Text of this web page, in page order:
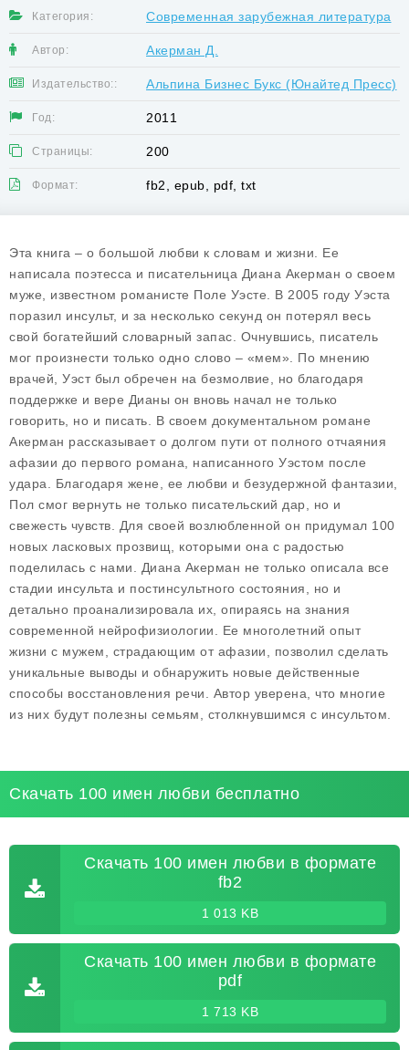
Категория: Современная зарубежная литература
Автор: Акерман Д.
Издательство:: Альпина Бизнес Букс (Юнайтед Пресс)
Год: 2011
Страницы: 200
Формат: fb2, epub, pdf, txt
Эта книга – о большой любви к словам и жизни. Ее
написала поэтесса и писательница Диана Акерман о своем
муже, известном романисте Поле Уэсте. В 2005 году Уэста
поразил инсульт, и за несколько секунд он потерял весь
свой богатейший словарный запас. Очнувшись, писатель
мог произнести только одно слово – «мем». По мнению
врачей, Уэст был обречен на безмолвие, но благодаря
поддержке и вере Дианы он вновь начал не только
говорить, но и писать. В своем документальном романе
Акерман рассказывает о долгом пути от полного отчаяния
афазии до первого романа, написанного Уэстом после
удара. Благодаря жене, ее любви и безудержной фантазии,
Пол смог вернуть не только писательский дар, но и
свежесть чувств. Для своей возлюбленной он придумал 100
новых ласковых прозвищ, которыми она с радостью
поделилась с нами. Диана Акерман не только описала все
стадии инсульта и постинсультного состояния, но и
детально проанализировала их, опираясь на знания
современной нейрофизиологии. Ее многолетний опыт
жизни с мужем, страдающим от афазии, позволил сделать
уникальные выводы и обнаружить новые действенные
способы восстановления речи. Автор уверена, что многие
из них будут полезны семьям, столкнувшимся с инсультом.
Скачать 100 имен любви бесплатно
Скачать 100 имен любви в формате
fb2
1 013 KB
Скачать 100 имен любви в формате
pdf
1 713 KB